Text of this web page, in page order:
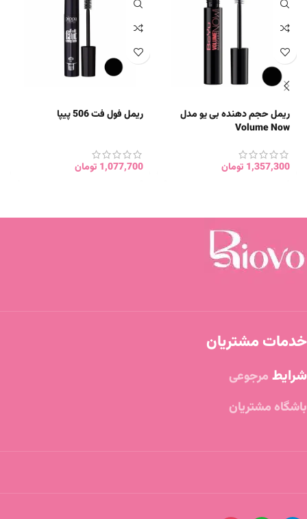
ریمل حجم دهنده بی یو مدل
Volume Now
1,357,300 تومان
ریمل فول فت 506 پیپا
1,077,700 تومان
خدمات مشتریان
شرایط مرجوعی
باشگاه مشتریان